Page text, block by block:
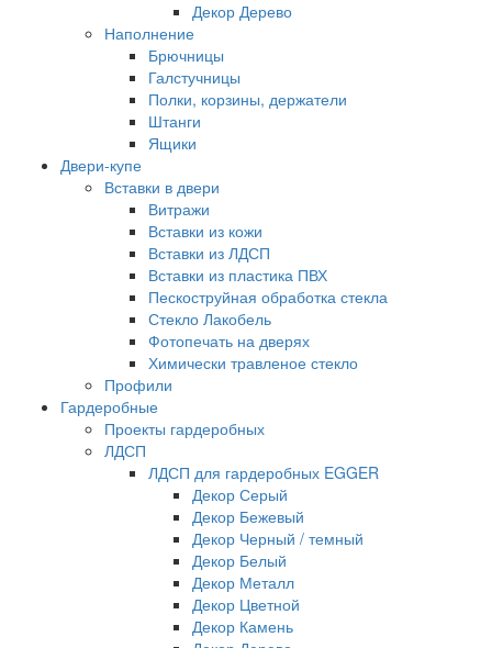
Декор Дерево
Наполнение
Брючницы
Галстучницы
Полки, корзины, держатели
Штанги
Ящики
Двери-купе
Вставки в двери
Витражи
Вставки из кожи
Вставки из ЛДСП
Вставки из пластика ПВХ
Пескоструйная обработка стекла
Стекло Лакобель
Фотопечать на дверях
Химически травленое стекло
Профили
Гардеробные
Проекты гардеробных
ЛДСП
ЛДСП для гардеробных EGGER
Декор Серый
Декор Бежевый
Декор Черный / темный
Декор Белый
Декор Металл
Декор Цветной
Декор Камень